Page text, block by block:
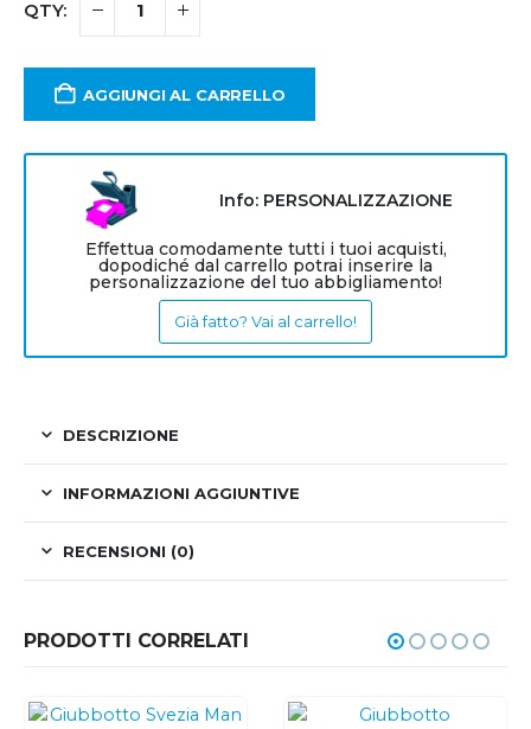
AGGIUNGI AL CARRELLO
Info: PERSONALIZZAZIONE
Effettua comodamente tutti i tuoi acquisti,
dopodiché dal carrello potrai inserire la
personalizzazione del tuo abbigliamento!
Già fatto? Vai al carrello!
DESCRIZIONE
INFORMAZIONI AGGIUNTIVE
RECENSIONI (0)
PRODOTTI CORRELATI